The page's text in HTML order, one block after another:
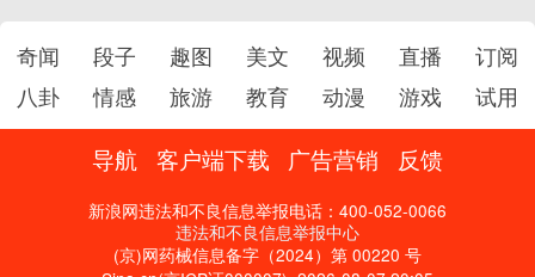
奇闻 段子 趣图 美文 视频 直播
订阅
八卦
情感 旅游 教育 动漫 游戏 试用
导航 客户端下载 广告营销 反馈
新浪网违法和不良信息举报电话：400-052-0066
违法和不良信息举报中心
(京)网药械信息备字（2024）第 00220 号